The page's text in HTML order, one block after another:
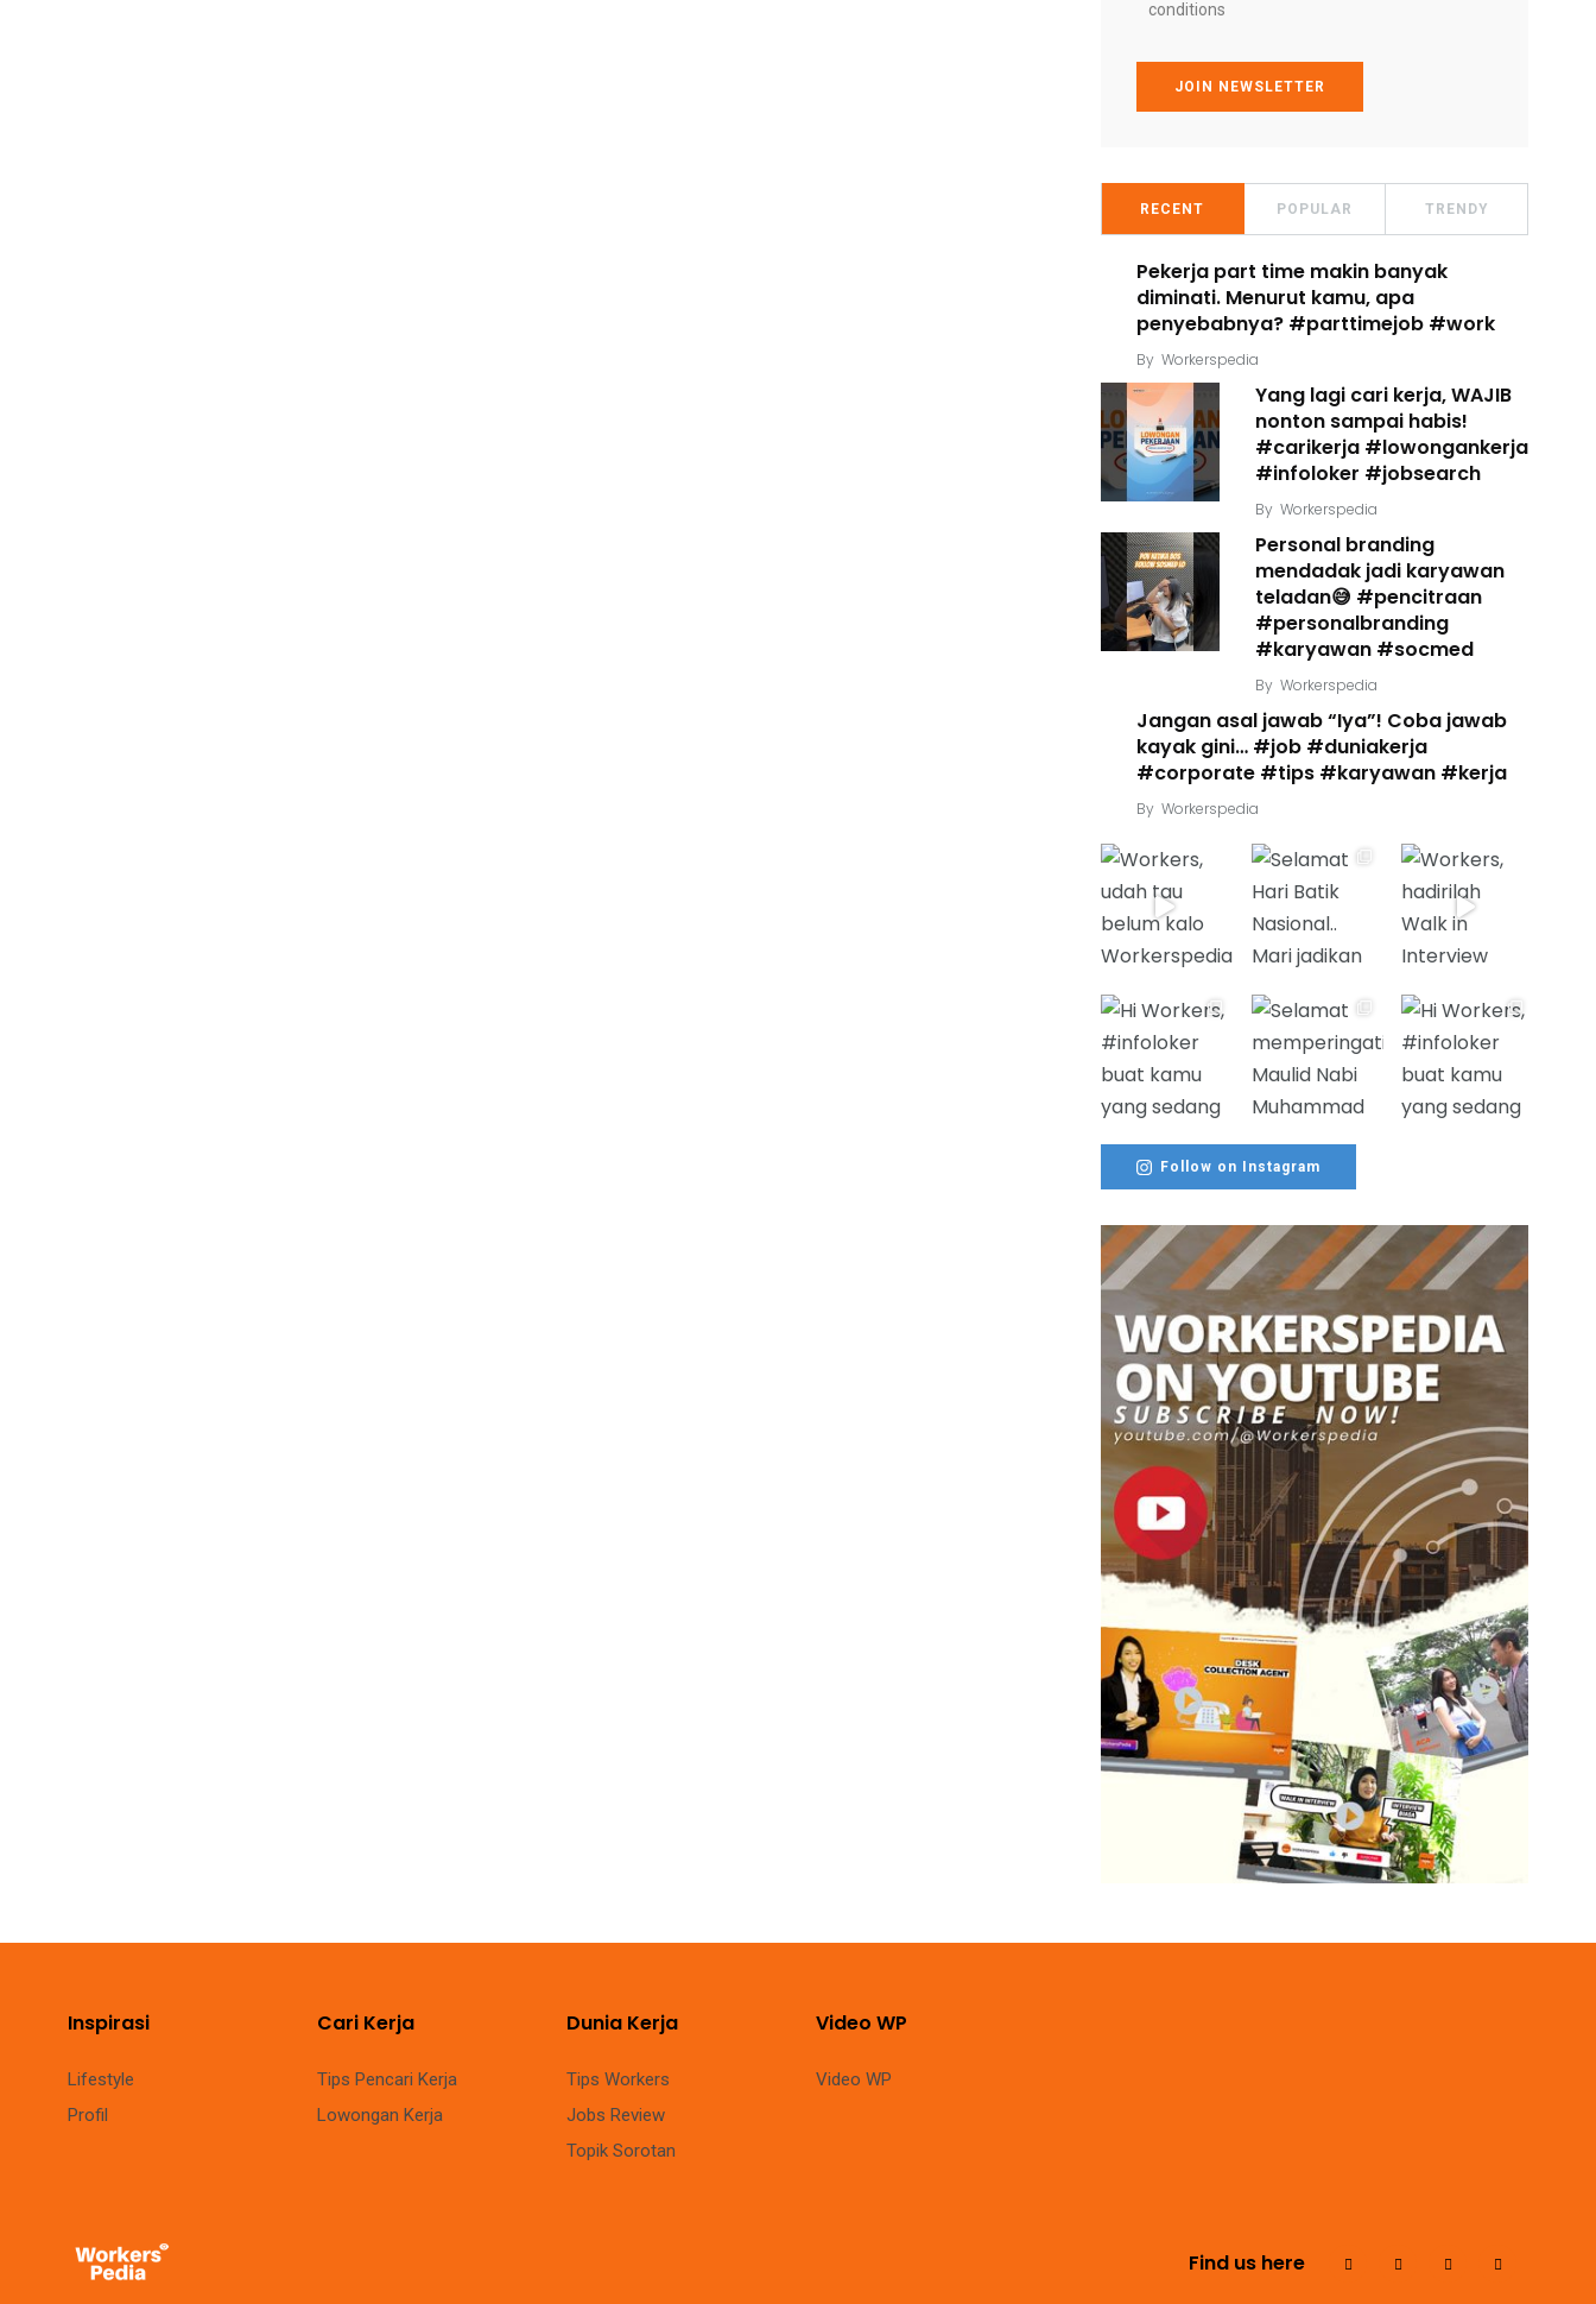
conditions
JOIN NEWSLETTER
RECENT POPULAR TRENDY
Pekerja part time makin banyak
diminati. Menurut kamu, apa
penyebabnya? #parttimejob #work
By Workerspedia
Yang lagi cari kerja, WAJIB
nonton sampai habis!
#carikerja #lowongankerja
#infoloker #jobsearch
By Workerspedia
Personal branding
mendadak jadi karyawan
teladan😅 #pencitraan
#personalbranding
#karyawan #socmed
By Workerspedia
Jangan asal jawab “Iya”! Coba jawab
kayak gini… #job #duniakerja
#corporate #tips #karyawan #kerja
By Workerspedia
Follow on Instagram
Inspirasi
Lifestyle
Profil
Cari Kerja
Tips Pencari Kerja
Lowongan Kerja
Dunia Kerja
Tips Workers
Jobs Review
Topik Sorotan
Video WP
Video WP
Find us here